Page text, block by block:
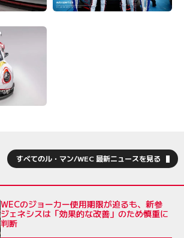
すべてのル・マン/WEC 最新ニュースを見る
WECのジョーカー使用期限が迫るも、新参
ジェネシスは「効果的な改善」のため慎重に
判断